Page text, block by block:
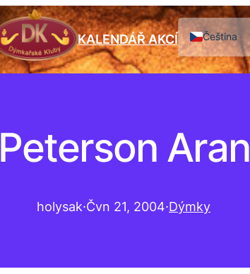
KALENDÁŘ AKCÍ
Čeština
English
Peterson Aran
holysak·Čvn 21, 2004·Dýmky